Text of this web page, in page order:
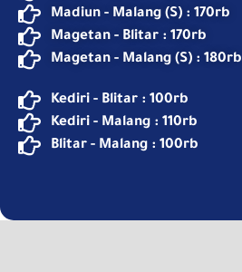
Madiun - Malang (S) : 170rb
Magetan - Blitar : 170rb
Magetan - Malang (S) : 180rb
Kediri - Blitar : 100rb
Kediri - Malang : 110rb
Blitar - Malang : 100rb